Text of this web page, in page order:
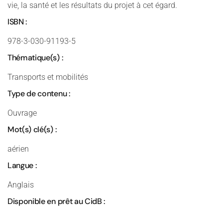
vie, la santé et les résultats du projet à cet égard.
ISBN :
978-3-030-91193-5
Thématique(s) :
Transports et mobilités
Type de contenu :
Ouvrage
Mot(s) clé(s) :
aérien
Langue :
Anglais
Disponible en prêt au CidB :